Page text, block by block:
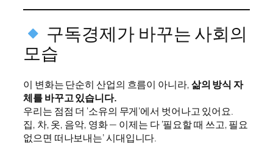
구독경제가 바꾸는 사회의
모습
이 변화는 단순히 산업의 흐름이 아니라,삶의 방식 자
체를 바꾸고 있습니다.
우리는 점점 더 ‘소유의 무게’에서 벗어나고 있어요.
집, 차, 옷, 음악, 영화 — 이제는 다 ‘필요할 때 쓰고, 필요
없으면 떠나보내는’ 시대입니다.